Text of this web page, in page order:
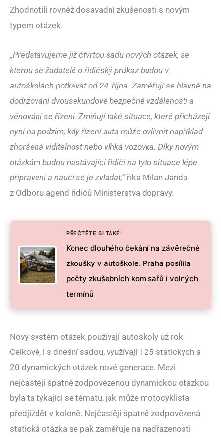
Zhodnotili rovněž dosavadní zkušenosti s novým
typem otázek.
„Představujeme již čtvrtou sadu nových otázek, se
kterou se žadatelé o řidičský průkaz budou v
autoškolách potkávat od 24. října. Zaměřují se hlavně na
dodržování dvousekundové bezpečné vzdálenosti a
věnování se řízení. Zmiňují také situace, které přicházejí
nyní na podzim, kdy řízení auta může ovlivnit například
zhoršená viditelnost nebo vlhká vozovka. Díky novým
otázkám budou nastávající řidiči na tyto situace lépe
připraveni a naučí se je zvládat,“říká Milan Janda
z Odboru agend řidičů Ministerstva dopravy.
PŘEČTĚTE SI TAKÉ:
Konec dlouhého čekání na závěrečné
zkoušky v autoškole. Praha posílila
počty zkušebních komisařů i volných
termínů
Nový systém otázek používají autoškoly už rok.
Celkově, i s dnešní sadou, využívají 125 statických a
20 dynamických otázek nové generace. Mezi
nejčastěji špatně zodpovězenou dynamickou otázkou
byla ta týkající se tématu, jak může motocyklista
předjíždět v koloně. Nejčastěji špatně zodpovězená
statická otázka se pak zaměřuje na nadřazenosti